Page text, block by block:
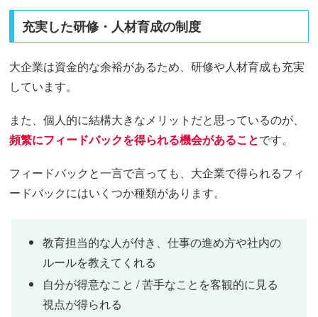
充実した研修・人材育成の制度
大企業は資金的な余裕があるため、研修や人材育成も充実
しています。
また、個人的に結構大きなメリットだと思っているのが、
頻繁にフィードバックを得られる機会があることです。
フィードバックと一言で言っても、大企業で得られるフィ
ードバックにはいくつか種類があります。
教育担当的な人が付き、仕事の進め方や社内の
ルールを教えてくれる
自分が得意なこと / 苦手なことを客観的に見る
視点が得られる